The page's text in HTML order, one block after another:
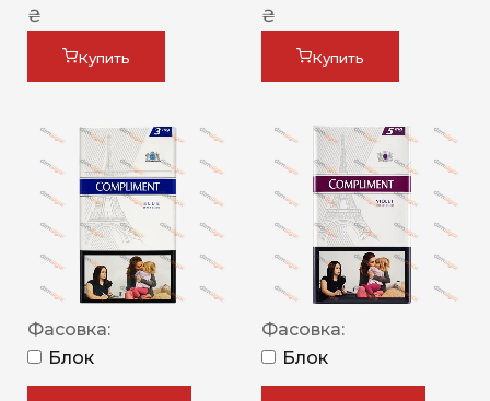
₴
Купить
₴
Купить
Фасовка:
Блок
Фасовка:
Блок